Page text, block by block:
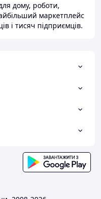
дому, роботи,
маркетплейс
і тисяч підприємців.